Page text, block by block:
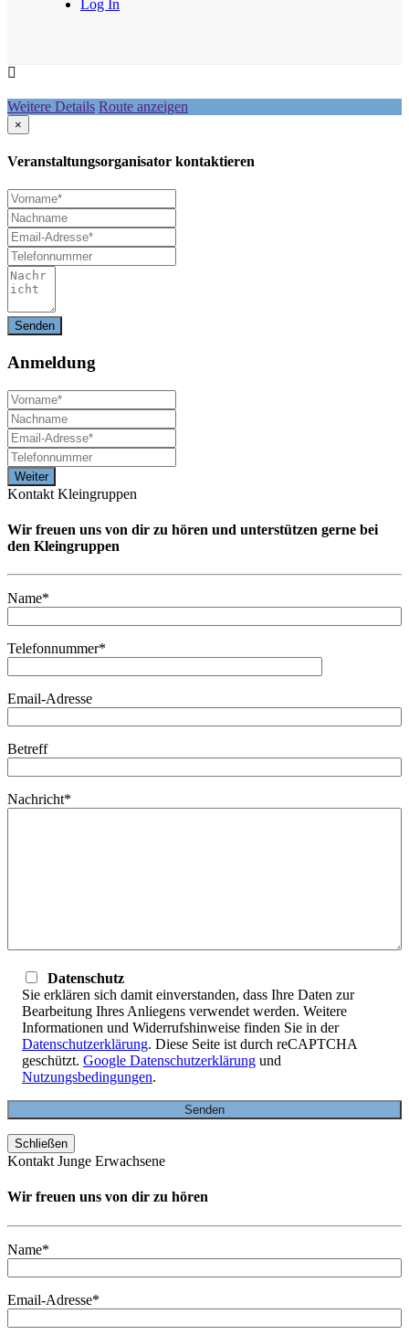
Log In
Weitere Details Route anzeigen
×
Veranstaltungsorganisator kontaktieren
Anmeldung
Kontakt Kleingruppen
Wir freuen uns von dir zu hören und unterstützen gerne bei
den Kleingruppen
Name*
Telefonnummer*
Email-Adresse
Betreff
Nachricht*
Datenschutz
Sie erklären sich damit einverstanden, dass Ihre Daten zur
Bearbeitung Ihres Anliegens verwendet werden. Weitere
Informationen und Widerrufshinweise finden Sie in der
Datenschutzerklärung. Diese Seite ist durch reCAPTCHA
geschützt. Google Datenschutzerklärung und
Nutzungsbedingungen.
Schließen
Kontakt Junge Erwachsene
Wir freuen uns von dir zu hören
Name*
Email-Adresse*